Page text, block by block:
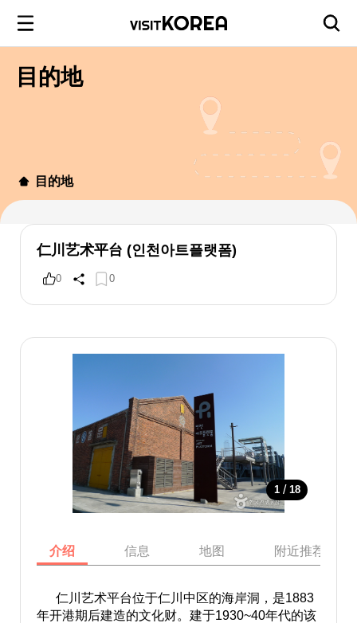
目的地
目的地
仁川艺术平台 (인천아트플랫폼)
0 0
1 / 18
介绍 信息 地图 附近推荐景点
仁川艺术平台位于仁川中区的海岸洞，是1883
年开港期后建造的文化财。建于1930~40年代的该